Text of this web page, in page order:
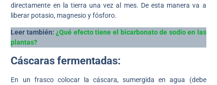
directamente en la tierra una vez al mes. De esta manera va a
liberar potasio, magnesio y fósforo.
Leer también:¿Qué efecto tiene el bicarbonato de sodio en las
plantas?
Cáscaras fermentadas:
En un frasco colocar la cáscara, sumergida en agua (debe